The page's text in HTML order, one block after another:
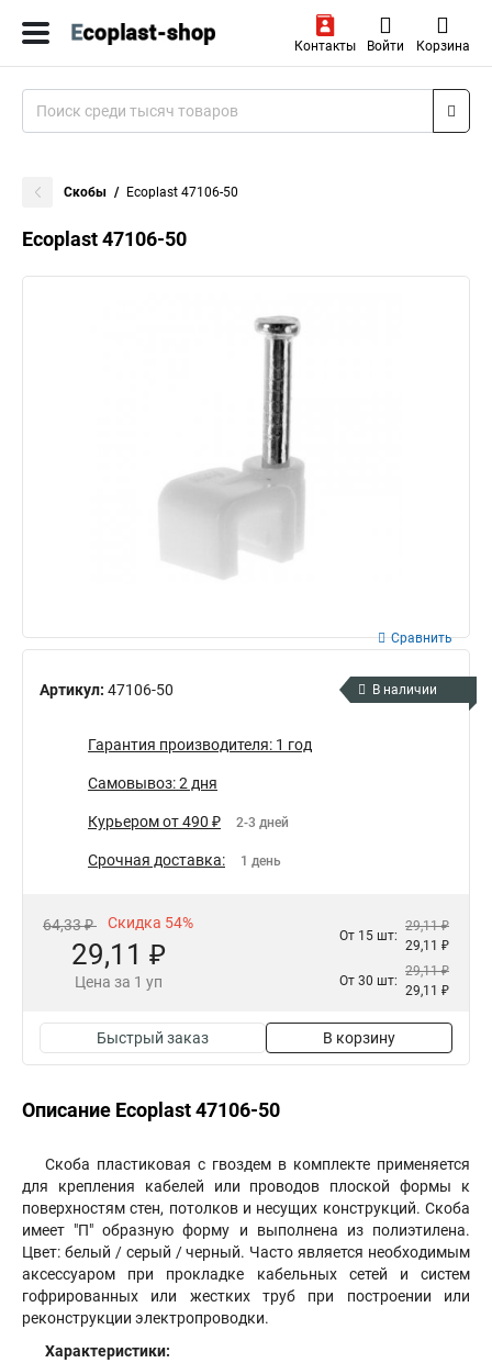
Контакты Войти Корзина
Скобы Ecoplast 47106-50
Ecoplast 47106-50
Артикул: 47106-50
Сравнить
В наличии
Гарантия производителя: 1 год
Самовывоз: 2 дня
Курьером от 490 ₽ 2-3 дней
Срочная доставка: 1 день
64,33 ₽ Скидка 54%
29,11 ₽
Цена за 1 уп
От 15 шт:
29,11 ₽
29,11 ₽
От 30 шт:
29,11 ₽
29,11 ₽
Быстрый заказ В корзину
Описание Ecoplast 47106-50
Скоба пластиковая с гвоздем в комплекте применяется
для крепления кабелей или проводов плоской формы к
поверхностям стен, потолков и несущих конструкций. Скоба
имеет "П" образную форму и выполнена из полиэтилена.
Цвет: белый / серый / черный. Часто является необходимым
аксессуаром при прокладке кабельных сетей и систем
гофрированных или жестких труб при построении или
реконструкции электропроводки.
Характеристики: